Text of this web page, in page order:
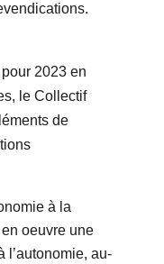
2023 en
le Collectif
de
à la
oeuvre une
l’autonomie, au-